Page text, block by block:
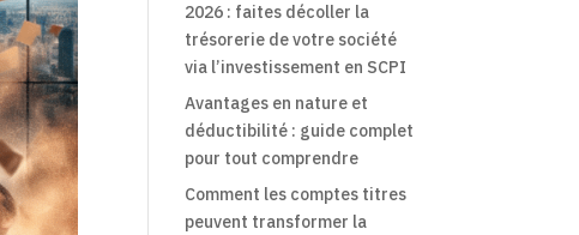
2026 : faites décoller la
trésorerie de votre société
via l’investissement en SCPI
Avantages en nature et
déductibilité : guide complet
pour tout comprendre
Comment les comptes titres
peuvent transformer la